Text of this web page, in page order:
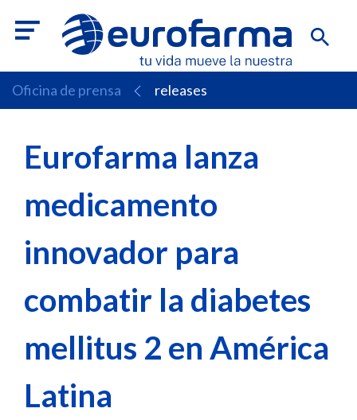
Oficina de prensa releases
Eurofarma lanza
medicamento
innovador para
combatir la diabetes
mellitus 2 en América
Latina